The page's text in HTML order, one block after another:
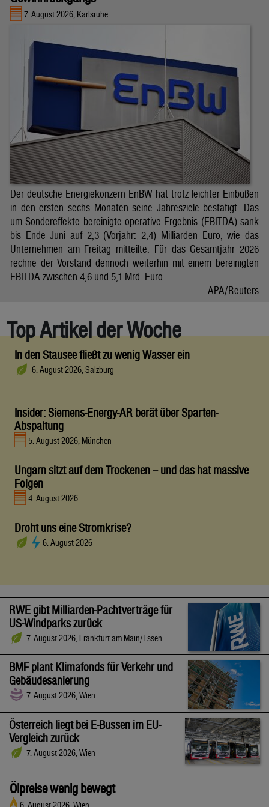
7. August 2026, Karlsruhe
Der deutsche Energiekonzern EnBW hat trotz leichter Einbußen
in den ersten sechs Monaten seine Jahresziele bestätigt. Das
um Sondereffekte bereinigte operative Ergebnis (EBITDA) sank
bis Ende Juni auf 2,3 (Vorjahr: 2,4) Milliarden Euro, wie das
Unternehmen am Freitag mitteilte. Für das Gesamtjahr 2026
rechne der Vorstand dennoch weiterhin mit einem bereinigten
EBITDA zwischen 4,6 und 5,1 Mrd. Euro.
APA/Reuters
Top Artikel der Woche
In den Stausee fließt zu wenig Wasser ein
6. August 2026, Salzburg
Insider: Siemens-Energy-AR berät über Sparten-
Abspaltung
5. August 2026, München
Ungarn sitzt auf dem Trockenen – und das hat massive
Folgen
4. August 2026
Droht uns eine Stromkrise?
6. August 2026
RWE gibt Milliarden-Pachtverträge für
US-Windparks zurück
7. August 2026, Frankfurt am Main/Essen
BMF plant Klimafonds für Verkehr und
Gebäudesanierung
7. August 2026, Wien
Österreich liegt bei E-Bussen im EU-
Vergleich zurück
7. August 2026, Wien
Ölpreise wenig bewegt